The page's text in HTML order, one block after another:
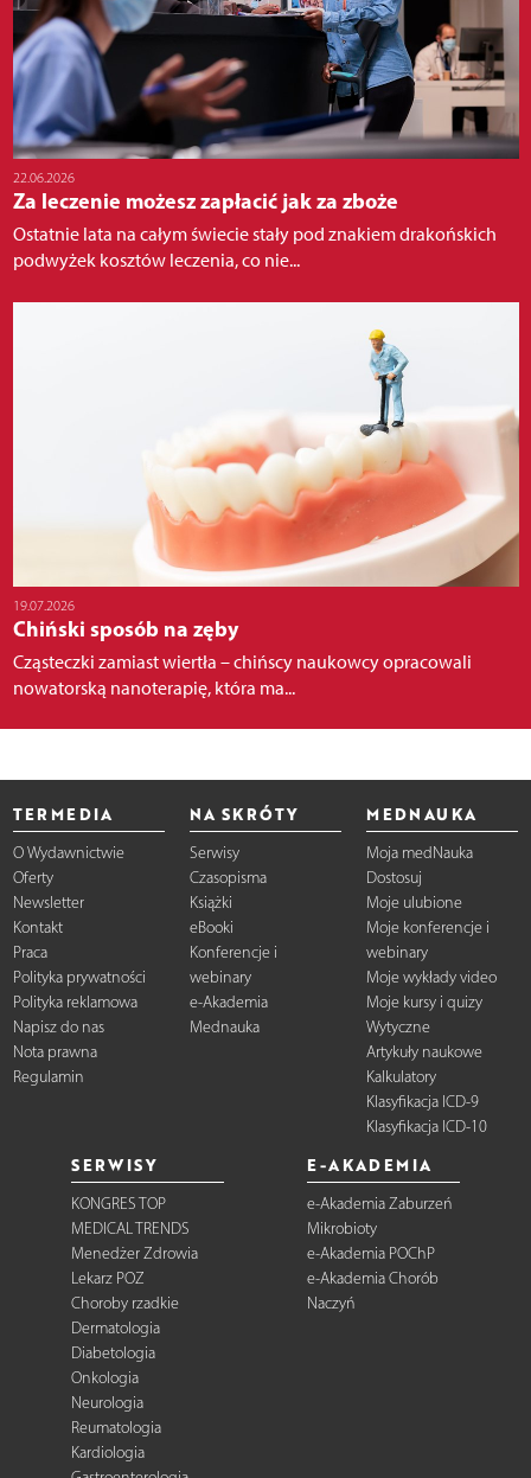
22.06.2026
Za leczenie możesz zapłacić jak za zboże
Ostatnie lata na całym świecie stały pod znakiem drakońskich
podwyżek kosztów leczenia, co nie...
19.07.2026
Chiński sposób na zęby
Cząsteczki zamiast wiertła – chińscy naukowcy opracowali
nowatorską nanoterapię, która ma...
TERMEDIA
O Wydawnictwie
Oferty
Newsletter
Kontakt
Praca
Polityka prywatności
Polityka reklamowa
Napisz do nas
Nota prawna
Regulamin
NA SKRÓTY
Serwisy
Czasopisma
Książki
eBooki
Konferencje i
webinary
e-Akademia
Mednauka
MEDNAUKA
Moja medNauka
Dostosuj
Moje ulubione
Moje konferencje i
webinary
Moje wykłady video
Moje kursy i quizy
Wytyczne
Artykuły naukowe
Kalkulatory
Klasyfikacja ICD-9
Klasyfikacja ICD-10
SERWISY
KONGRES TOP
MEDICAL TRENDS
Menedżer Zdrowia
Lekarz POZ
Choroby rzadkie
Dermatologia
Diabetologia
Onkologia
Neurologia
Reumatologia
Kardiologia
E-AKADEMIA
e-Akademia Zaburzeń
Mikrobioty
e-Akademia POChP
e-Akademia Chorób
Naczyń